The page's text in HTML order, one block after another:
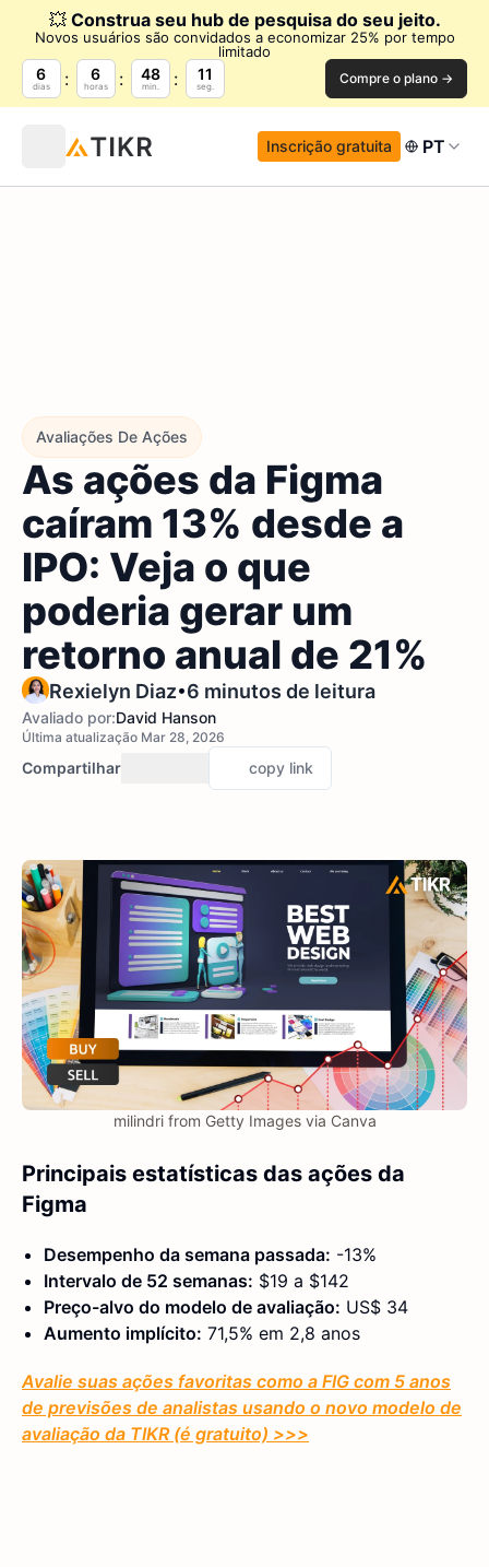
💥 Construa seu hub de pesquisa do seu jeito.
Novos usuários são convidados a economizar 25% por tempo
limitado
6
dias
6
horas
48
min.
10
seg. Compre o plano →
Inscrição gratuita PT
Avaliações De Ações
As ações da Figma
caíram 13% desde a
IPO: Veja o que
poderia gerar um
retorno anual de 21%
Rexielyn Diaz•6 minutos de leitura
Avaliado por:David Hanson
Última atualização Mar 28, 2026
Compartilhar copy link
milindri from Getty Images via Canva
Principais estatísticas das ações da
Figma
Desempenho da semana passada: -13%
Intervalo de 52 semanas: $19 a $142
Preço-alvo do modelo de avaliação: US$ 34
Aumento implícito: 71,5% em 2,8 anos
Avalie suas ações favoritas como a FIG com 5 anos
de previsões de analistas usando o novo modelo de
avaliação da TIKR (é gratuito) >>>